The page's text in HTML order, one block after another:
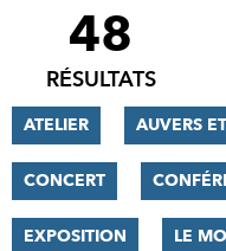
FILTRER
RÉSULTATS
48
RÉSULTATS
ATELIER AUVERS
CONCERT
EXPOSITION LE